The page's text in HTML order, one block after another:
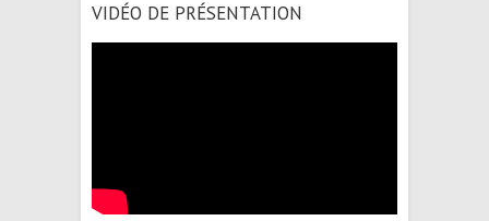
VIDÉO DE PRÉSENTATION